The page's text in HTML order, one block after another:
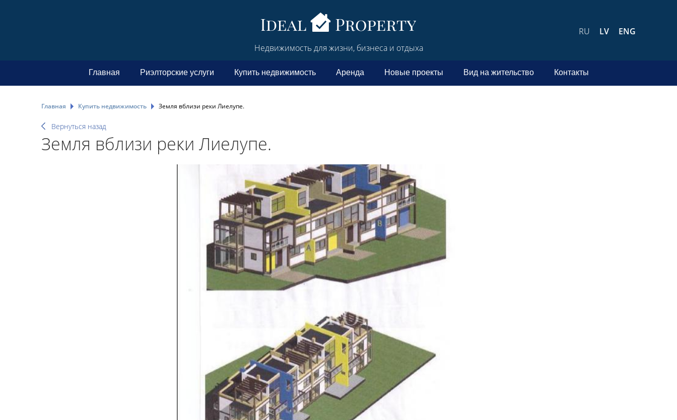
Недвижимость для жизни, бизнеса и отдыха
RU LV ENG
Главная Риэлторские услуги Купить недвижимость Аренда Новые проекты Вид на жительство Контакты
Главная Купить недвижимость Земля вблизи реки Лиелупе.
Вернуться назад
Земля вблизи реки Лиелупе.